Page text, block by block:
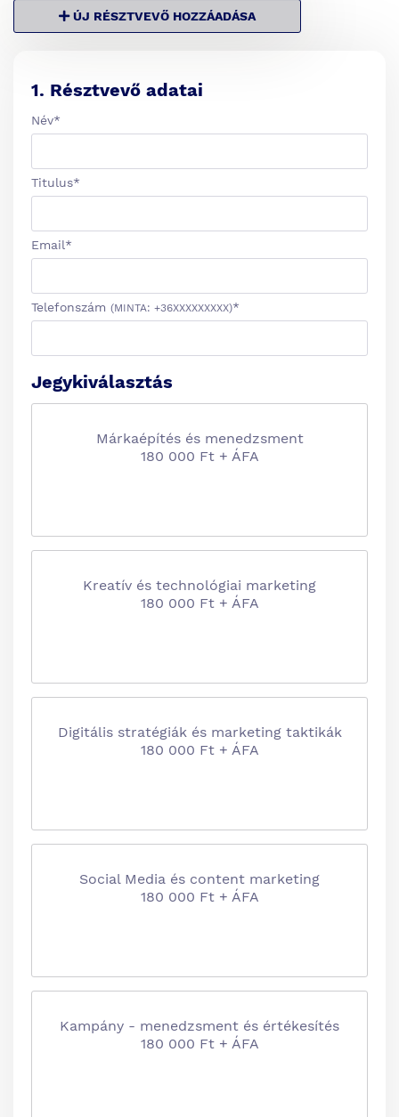
ÚJ RÉSZTVEVŐ HOZZÁADÁSA
1. Résztvevő adatai
Név*
Titulus*
Email*
Telefonszám (MINTA: +36XXXXXXXXX)*
Jegykiválasztás
Márkaépítés és menedzsment
180 000 Ft + ÁFA
Kreatív és technológiai marketing
180 000 Ft + ÁFA
Digitális stratégiák és marketing taktikák
180 000 Ft + ÁFA
Social Media és content marketing
180 000 Ft + ÁFA
Kampány - menedzsment és értékesítés
180 000 Ft + ÁFA